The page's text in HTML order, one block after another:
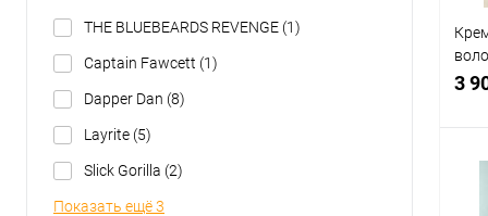
THE BLUEBEARDS REVENGE (1)
Captain Fawcett (1)
Dapper Dan (8)
Layrite (5)
Slick Gorilla (2)
Показать ещё 3
3